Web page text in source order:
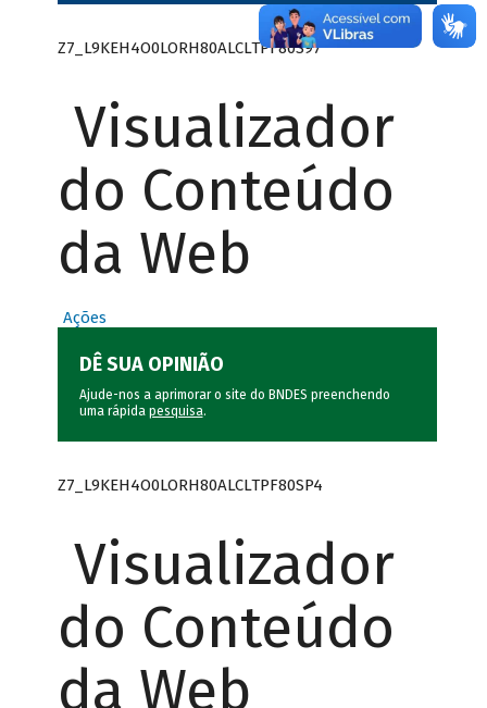
Z7_L9KEH4O0LORH80ALCLTPF80S97
Visualizador
do Conteúdo
da Web
Ações
DÊ SUA OPINIÃO
Ajude-nos a aprimorar o site do BNDES preenchendo
uma rápida pesquisa.
Z7_L9KEH4O0LORH80ALCLTPF80SP4
Visualizador
do Conteúdo
da Web